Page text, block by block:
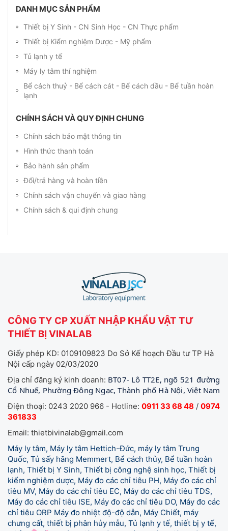
DANH MỤC SẢN PHẨM
Thiết bị Y Sinh - CN Sinh Học - CN Thực phẩm
Thiết bị Kiểm nghiệm Dược - Mỹ phẩm
Tủ lạnh y tế
Máy ly tâm thí nghiệm
Bể cách thuỷ - Bể cách cát - Bể cách dầu - Bể tuần hoàn
lạnh
CHÍNH SÁCH VÀ QUY ĐỊNH CHUNG
Chính sách bảo mật thông tin
Hình thức thanh toán
Bảo hành sản phẩm
Đổi/trả hàng và hoàn tiền
Chính sách vận chuyển và giao hàng
Chính sách & qui định chung
CÔNG TY CP XUẤT NHẬP KHẨU VẬT TƯ
THIẾT BỊ VINALAB
Giấy phép KD: 0109109823 Do Sở Kế hoạch Đầu tư TP Hà
Nội cấp ngày 02/03/2020
Địa chỉ đăng ký kinh doanh: BT07- Lô TT2E, ngõ 521 đường
Cổ Nhuế, Phường Đông Ngạc, Thành phố Hà Nội, Việt Nam
Điện thoại: 0243 2020 966 - Hotline: 0911 33 68 48 / 0974
361833
Email: thietbivinalab@gmail.com
Máy ly tâm, Máy ly tâm Hettich-Đức, máy ly tâm Trung
Quốc, Tủ sấy hãng Memmert, Bể cách thủy, Bể tuần hoàn
lạnh, Thiết bị Y Sinh, Thiết bị công nghệ sinh học, Thiết bị
kiểm nghiệm dược, Máy đo các chỉ tiêu PH, Máy đo các chỉ
tiêu MV, Máy đo các chỉ tiêu EC, Máy đo các chỉ tiêu TDS,
Máy đo các chỉ tiêu ISE, Máy đo các chỉ tiêu DO, Máy đo các
chỉ tiêu ORP Máy đo nhiệt độ-độ dẫn, Máy Chiết, máy
chưng cất, thiết bị phân hủy mẫu, Tủ lạnh y tế, thiết bị y tế,